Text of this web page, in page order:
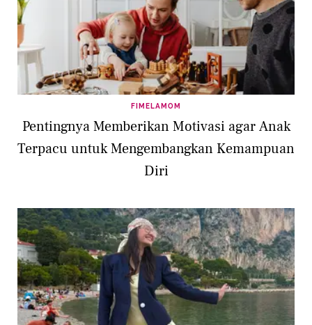
FIMELAMOM
Pentingnya Memberikan Motivasi agar Anak
Terpacu untuk Mengembangkan Kemampuan
Diri